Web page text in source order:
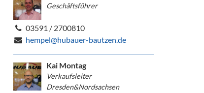
Geschäftsführer
03591 / 2700810
hempel@hubauer-bautzen.de
Kai Montag
Verkaufsleiter
Dresden&Nordsachsen